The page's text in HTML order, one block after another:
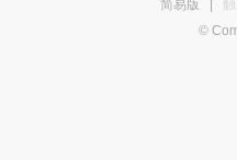
简易版
©